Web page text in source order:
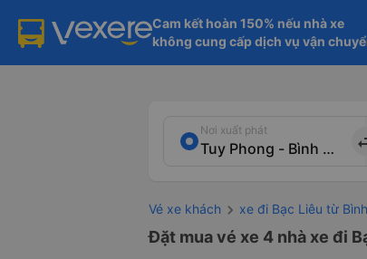
Cam kết hoàn 150% nếu nhà xe
không cung cấp dịch vụ vận
Nơi xuất phát
Vé xe khách xe đi Bạc Liêu từ
Đặt mua vé xe 4 nhà xe đi